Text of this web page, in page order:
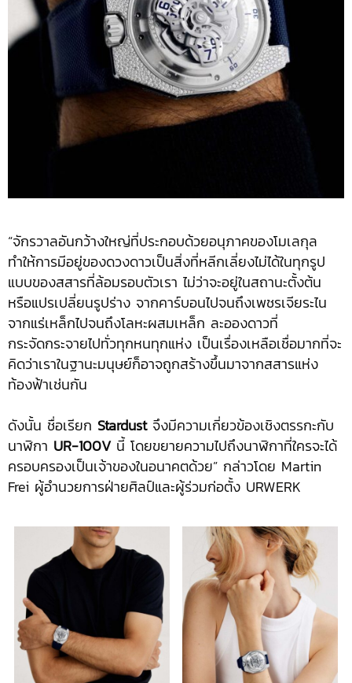
“จักรวาลอันกว้างใหญ่ที่ประกอบด้วยอนุภาคของโมเลกุล
ทำให้การมีอยู่ของดวงดาวเป็นสิ่งที่หลีกเลี่ยงไม่ได้ในทุกรูป
แบบของสสารที่ล้อมรอบตัวเรา ไม่ว่าจะอยู่ในสถานะตั้งต้น
หรือแปรเปลี่ยนรูปร่าง จากคาร์บอนไปจนถึงเพชรเจียระไน
จากแร่เหล็กไปจนถึงโลหะผสมเหล็ก ละอองดาวที่
กระจัดกระจายไปทั่วทุกหนทุกแห่ง เป็นเรื่องเหลือเชื่อมากที่จะ
คิดว่าเราในฐานะมนุษย์ก็อาจถูกสร้างขึ้นมาจากสสารแห่ง
ท้องฟ้าเช่นกัน
ดังนั้น ชื่อเรียก Stardustจึงมีความเกี่ยวข้องเชิงตรรกะกับ
นาฬิกา UR-100Vนี้ โดยขยายความไปถึงนาฬิกาที่ใครจะได้
ครอบครองเป็นเจ้าของในอนาคตด้วย” กล่าวโดย Martin
Frei ผู้อำนวยการฝ่ายศิลป์และผู้ร่วมก่อตั้ง URWERK